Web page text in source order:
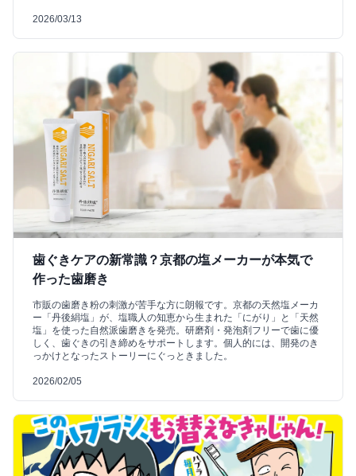
2026/03/13
歯ぐきケアの新常識？京都の塩メーカーが本気で
作った歯磨き
市販の歯磨き粉の刺激が苦手な方に朗報です。京都の天然塩メーカ
ー「丹後絹塩」が、塩職人の知恵から生まれた「にがり」と「天然
塩」を使った自然派歯磨きを発売。研磨剤・発泡剤フリーで歯に優
しく、歯ぐきの引き締めをサポートします。個人的には、開発のき
っかけとなったストーリーにぐっときました。
2026/02/05